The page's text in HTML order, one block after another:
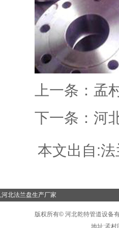
上一条： 孟
下一条： 河
本文出自:法
,河北法兰盘生产厂家
版权所有© 河北乾特管道设备
地址:孟村